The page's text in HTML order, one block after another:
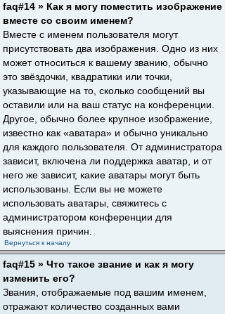
faq#14 » Как я могу поместить изображение
вместе со своим именем?
Вместе с именем пользователя могут
присутствовать два изображения. Одно из них
может относиться к вашему званию, обычно
это звёздочки, квадратики или точки,
указывающие на то, сколько сообщений вы
оставили или на ваш статус на конференции.
Другое, обычно более крупное изображение,
известно как «аватара» и обычно уникально
для каждого пользователя. От администратора
зависит, включена ли поддержка аватар, и от
него же зависит, какие аватары могут быть
использованы. Если вы не можете
использовать аватары, свяжитесь с
администратором конференции для
выяснения причин.
Вернуться к началу
faq#15 » Что такое звание и как я могу
изменить его?
Звания, отображаемые под вашим именем,
отражают количество созданных вами